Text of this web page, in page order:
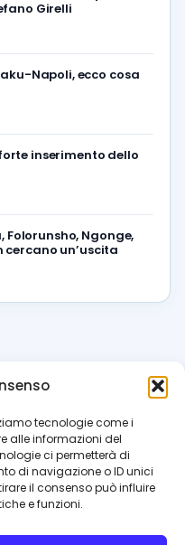
tecnologie come i
alle informazioni del
ci permetterà di
di navigazione o ID unici
il consenso può influire
e funzioni.
Girelli
Napoli, ecco cosa
forte inserimento dello
Folorunsho, Ngonge,
cercano un’uscita
News, interviste,
registrata
Direttore Luca